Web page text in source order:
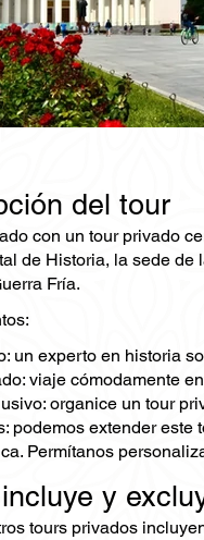
del tour
con un tour privado
de Historia, la sede
Fría.
un experto en historia
viaje cómodamente
organice un tour
podemos extender
Permítanos
y
tours privados